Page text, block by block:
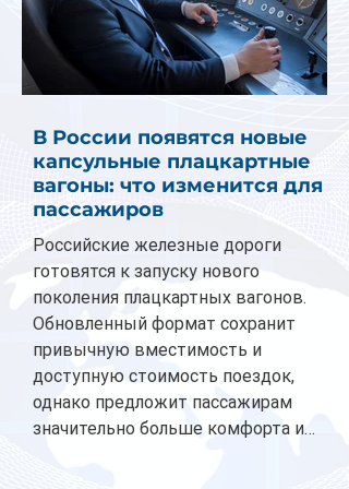
В России появятся новые
капсульные плацкартные
вагоны: что изменится для
пассажиров
Российские железные дороги
готовятся к запуску нового
поколения плацкартных вагонов.
Обновленный формат сохранит
привычную вместимость и
доступную стоимость поездок,
однако предложит пассажирам
значительно больше комфорта и